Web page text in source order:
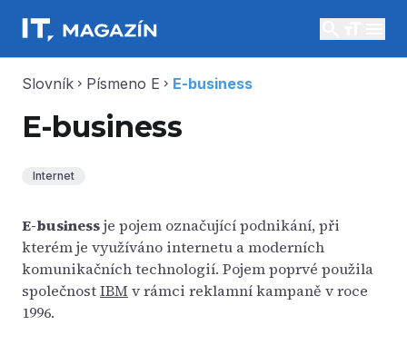
Slovník chevron_right Písmeno E chevron_right E-business
E-business
Internet
E-businessje pojem označující podnikání, při
kterém je využíváno internetu a moderních
komunikačních technologií. Pojem poprvé použila
společnostIBMv rámci reklamní kampaně v roce
1996.